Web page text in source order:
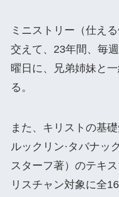
ミニストリー（仕え
交えて、23年間、毎
曜日に、兄弟姉妹と
る。
また、キリストの基
ルックリン·タバナッ
スターフ著）のテキ
リスチャン対象に全